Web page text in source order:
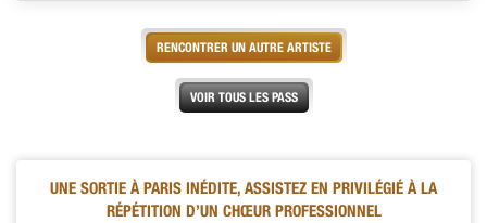
RENCONTRER UN AUTRE ARTISTE
VOIR TOUS LES PASS
UNE SORTIE À PARIS INÉDITE, ASSISTEZ EN PRIVILÉGIÉ À LA
RÉPÉTITION D’UN CHŒUR PROFESSIONNEL